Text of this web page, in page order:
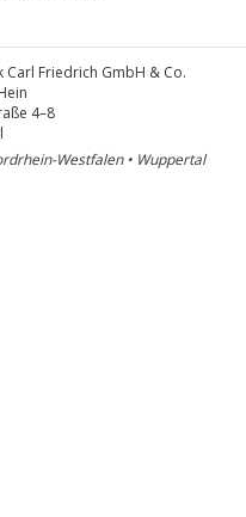
Carl Friedrich GmbH & Co.
4–8
Westfalen • Wuppertal